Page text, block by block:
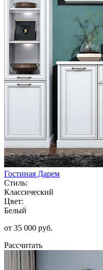
Гостиная Дарем
Стиль:
Классический
Цвет:
Белый
от 35 000 руб.
Рассчитать